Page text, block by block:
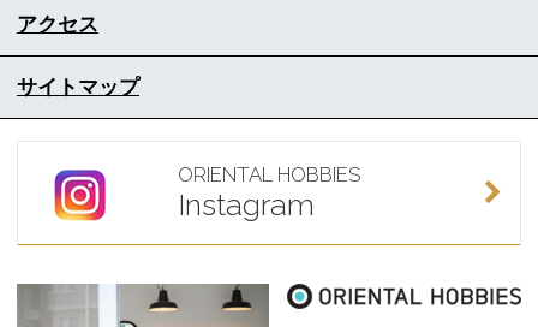
アクセス
サイトマップ
ORIENTAL HOBBIES
Instagram